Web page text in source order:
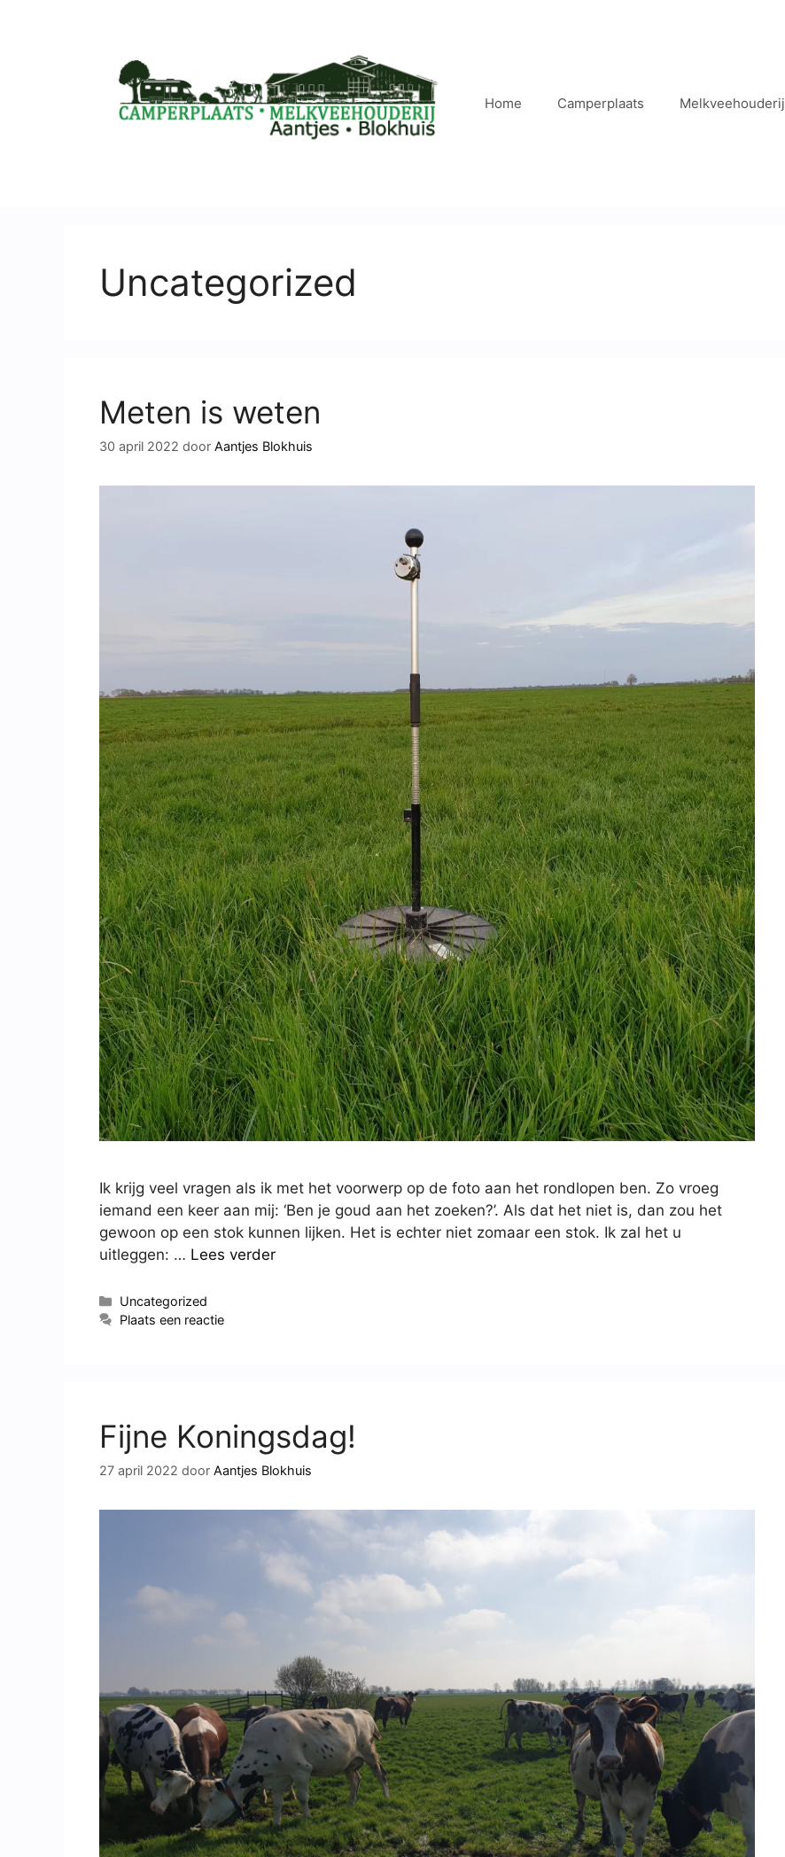
Home Camperplaats Melkveehouderij
Uncategorized
Meten is weten
30 april 2022 door Aantjes Blokhuis
Ik krijg veel vragen als ik met het voorwerp op de foto aan het rondlopen ben. Zo vroeg
iemand een keer aan mij: ‘Ben je goud aan het zoeken?’. Als dat het niet is, dan zou het
gewoon op een stok kunnen lijken. Het is echter niet zomaar een stok. Ik zal het u
uitleggen: … Lees verder
Uncategorized
Plaats een reactie
Fijne Koningsdag!
27 april 2022 door Aantjes Blokhuis